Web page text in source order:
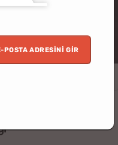
POSTA ADRESINI GIR